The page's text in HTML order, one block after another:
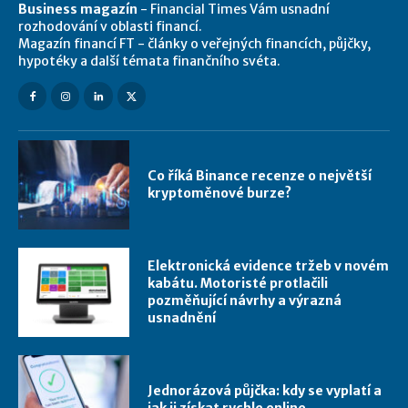
Business magazín - Financial Times Vám usnadní
rozhodování v oblasti financí.
Magazín financí FT - články o veřejných financích, půjčky,
hypotéky a další témata finančního svéta.
Co říká Binance recenze o největší
kryptoměnové burze?
Elektronická evidence tržeb v novém
kabátu. Motoristé protlačili
pozměňující návrhy a výrazná
usnadnění
Jednorázová půjčka: kdy se vyplatí a